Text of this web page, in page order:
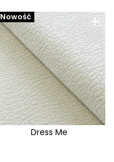
+
Nowość
Dress Me